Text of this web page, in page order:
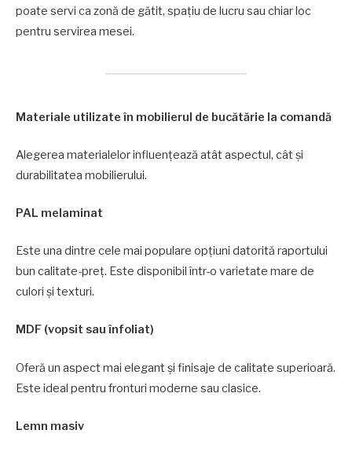
poate servi ca zonă de gătit, spațiu de lucru sau chiar loc
pentru servirea mesei.
Materiale utilizate în mobilierul de bucătărie la comandă
Alegerea materialelor influențează atât aspectul, cât și
durabilitatea mobilierului.
PAL melaminat
Este una dintre cele mai populare opțiuni datorită raportului
bun calitate-preț. Este disponibil într-o varietate mare de
culori și texturi.
MDF (vopsit sau înfoliat)
Oferă un aspect mai elegant și finisaje de calitate superioară.
Este ideal pentru fronturi moderne sau clasice.
Lemn masiv